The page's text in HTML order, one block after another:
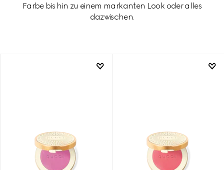
Farbe bis hin zu einem markanten Look oder alles
dazwischen.